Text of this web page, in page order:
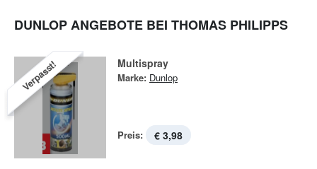
DUNLOP ANGEBOTE BEI THOMAS PHILIPPS
Verpasst! Multispray
Marke: Dunlop
Preis: € 3,98